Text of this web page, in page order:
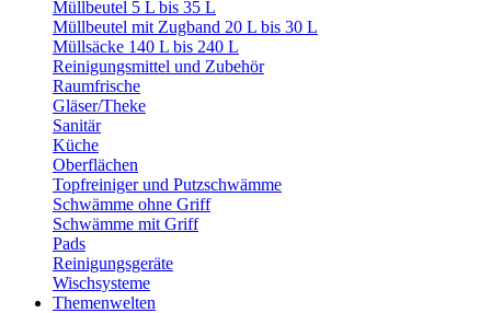
Müllbeutel 5 L bis 35 L
Müllbeutel mit Zugband 20 L bis 30 L
Müllsäcke 140 L bis 240 L
Reinigungsmittel und Zubehör
Raumfrische
Gläser/Theke
Sanitär
Küche
Oberflächen
Topfreiniger und Putzschwämme
Schwämme ohne Griff
Schwämme mit Griff
Pads
Reinigungsgeräte
Wischsysteme
Themenwelten